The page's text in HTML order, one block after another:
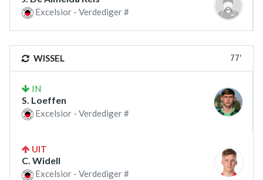
Excelsior - Verdediger #
WISSEL 77'
IN
S. Loeffen
Excelsior - Verdediger #
UIT
C. Widell
Excelsior - Verdediger #